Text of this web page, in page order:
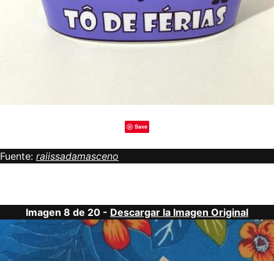
Save
Fuente: raiissadamasceno
Imagen 8 de 20 - Descargar la Imagen Original